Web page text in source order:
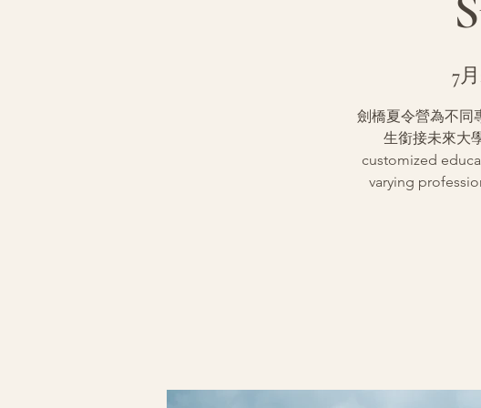
7
劍橋夏令營為不同
生銜接未來大
customized
varying